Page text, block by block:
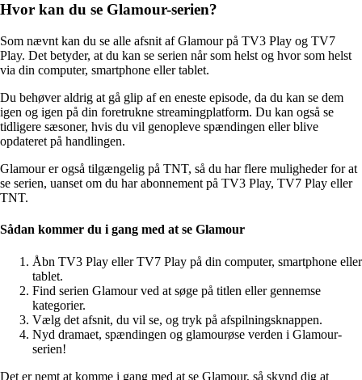
Hvor kan du se Glamour-serien?
Som nævnt kan du se alle afsnit af Glamour på TV3 Play og TV7
Play. Det betyder, at du kan se serien når som helst og hvor som helst
via din computer, smartphone eller tablet.
Du behøver aldrig at gå glip af en eneste episode, da du kan se dem
igen og igen på din foretrukne streamingplatform. Du kan også se
tidligere sæsoner, hvis du vil genopleve spændingen eller blive
opdateret på handlingen.
Glamour er også tilgængelig på TNT, så du har flere muligheder for at
se serien, uanset om du har abonnement på TV3 Play, TV7 Play eller
TNT.
Sådan kommer du i gang med at se Glamour
Åbn TV3 Play eller TV7 Play på din computer, smartphone eller
tablet.
Find serien Glamour ved at søge på titlen eller gennemse
kategorier.
Vælg det afsnit, du vil se, og tryk på afspilningsknappen.
Nyd dramaet, spændingen og glamourøse verden i Glamour-
serien!
Det er nemt at komme i gang med at se Glamour, så skynd dig at